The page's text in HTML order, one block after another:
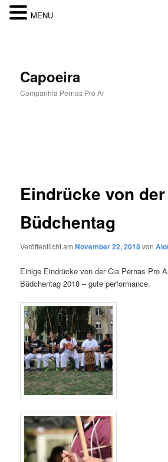
Capoeira
Companhia Pernas Pro Ar
Eindrücke von
Büdchentag
Veröffentlicht amNovember 22, 2018von
Einige Eindrücke von der Cia Pernas Pro
Büdchentag 2018 – gute performance.
MENU